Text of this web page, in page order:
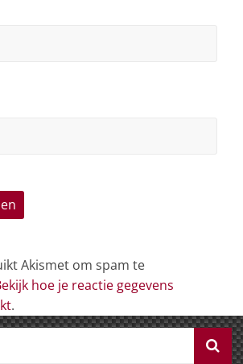
Akismet om spam te
hoe je reactie gegevens
.